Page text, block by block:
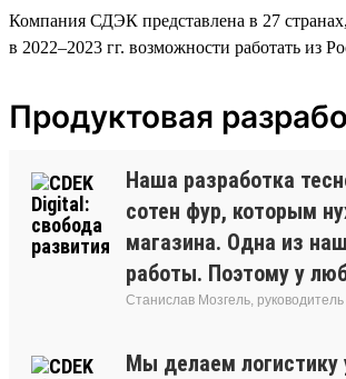
Компания СДЭК представлена в 27
в 2022–2023 гг. возможности работать из
Продуктовая
Наша разработка
сотен фур, которым
магазина. Одна из
работы. Поэтому у
Станислав Мозгель,
Мы делаем